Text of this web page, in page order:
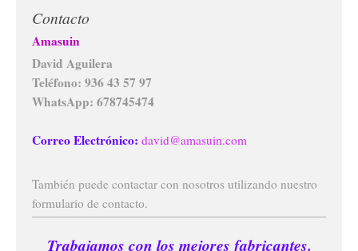
Contacto
Amasuin
David Aguilera
Teléfono: 936 43 57 97
WhatsApp: 678745474
Correo Electrónico: david@amasuin.com
También puede contactar con nosotros utilizando nuestro
formulario de contacto.
Trabajamos con los mejores fabricantes.